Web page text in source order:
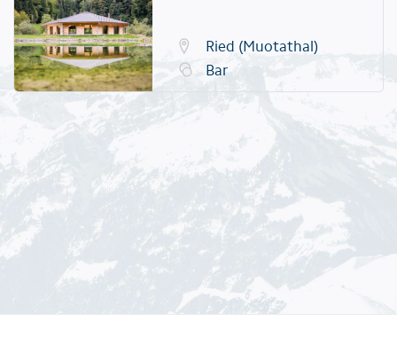
Ried (Muotathal)
Bar